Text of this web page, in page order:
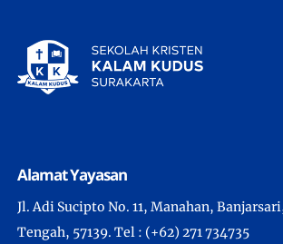
Alamat Yayasan
Jl. Adi Sucipto No. 11, Manahan,
Tengah, 57139. Tel : (+62) 271 734735